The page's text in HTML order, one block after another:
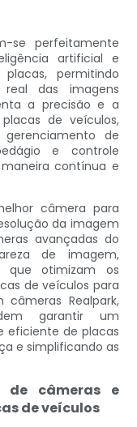
se perfeitamente
artificial e
permitindo
das imagens
a precisão e a
de veículos,
de
e controle
contínua e
câmera para
da imagem
avançadas do
de imagem,
que otimizam os
de veículos para
câmeras Realpark,
garantir um
eficiente de placas
e simplificando as
de câmeras e
de veículos